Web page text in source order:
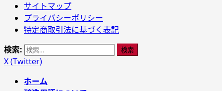
サイトマップ
プライバシーポリシー
特定商取引法に基づく表記
検索:
X (Twitter)
ホーム